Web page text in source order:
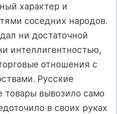
характер и
соседних народов.
ни достаточной
интеллигентностью,
отношения с
Русские
товары вывозило само
в своих руках